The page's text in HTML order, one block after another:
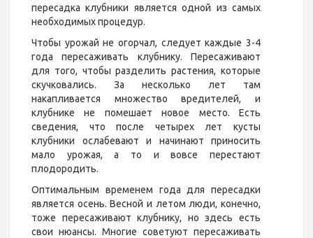
пересадка клубники является одной из самых
необходимых процедур.
Чтобы урожай не огорчал, следует каждые 3-4
года пересаживать клубнику. Пересаживают
для того, чтобы разделить растения, которые
скучковались. За несколько лет там
накапливается множество вредителей, и
клубнике не помешает новое место. Есть
сведения, что после четырех лет кусты
клубники ослабевают и начинают приносить
мало урожая, а то и вовсе перестают
плодородить.
Оптимальным временем года для пересадки
является осень. Весной и летом люди, конечно,
тоже пересаживают клубнику, но здесь есть
свои нюансы. Многие советуют пересаживать